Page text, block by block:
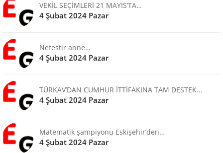
VEKİL SEÇİMLERİ 21 MAYIS’TA…
4 Şubat 2024 Pazar
Nefestir anne…
4 Şubat 2024 Pazar
TÜRKAV’DAN CUMHUR İTTİFAKINA TAM DESTEK…
4 Şubat 2024 Pazar
Matematik şampiyonu Eskişehir’den…
4 Şubat 2024 Pazar